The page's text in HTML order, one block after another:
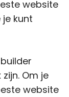
website
kunt
Om je
website